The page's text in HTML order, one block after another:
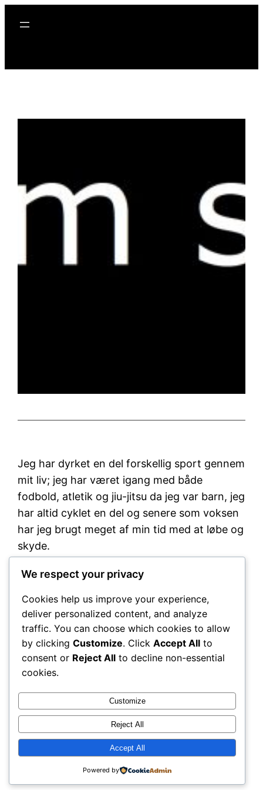
Jeg har dyrket en del forskellig sport gennem
mit liv; jeg har været igang med både
fodbold, atletik og jiu-jitsu da jeg var barn, jeg
har altid cyklet en del og senere som voksen
har jeg brugt meget af min tid med at løbe og
skyde.
Jeg har formået at vinde mesterskaber i både
Skydning .22 Åben Klasse
(Københavnsmesterskab).
YuriDK Copyright 2025
We respect your privacy
Cookies help us improve your experience,
deliver personalized content, and analyze
traffic. You can choose which cookies to allow
by clicking Customize. Click Accept All to
consent or Reject All to decline non-essential
cookies.
Customize
Reject All
Accept All
Powered by